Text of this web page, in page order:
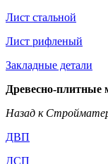
Лист стальной
Лист рифленый
Закладные детали
Древесно-плитные
Назад к
ДВП
ДСП